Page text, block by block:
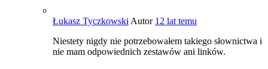
Łukasz Tyczkowski Autor 12 lat temu
Niestety nigdy nie potrzebowałem takiego słownictwa i
nie mam odpowiednich zestawów ani linków.